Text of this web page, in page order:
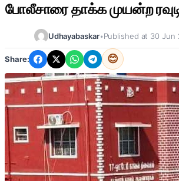
போலீசாரை தாக்க முயன்ற
Udhayabaskar•Published at 30 Jun
Share: 😊